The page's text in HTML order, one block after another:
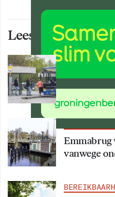
Lees ook deze
Vanaf 15
meer
Emmabrug
vanwege